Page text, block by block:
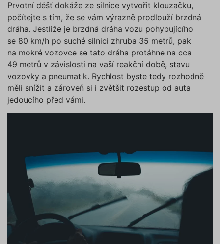
Prvotní déšť dokáže ze silnice vytvořit klouzačku,
počítejte s tím, že se vám výrazně prodlouží brzdná
dráha. Jestliže je brzdná dráha vozu pohybujícího
se 80 km/h po suché silnici zhruba 35 metrů, pak
na mokré vozovce se tato dráha protáhne na cca
49 metrů v závislosti na vaší reakční době, stavu
vozovky a pneumatik. Rychlost byste tedy rozhodně
měli snížit a zároveň si i zvětšit rozestup od auta
jedoucího před vámi.